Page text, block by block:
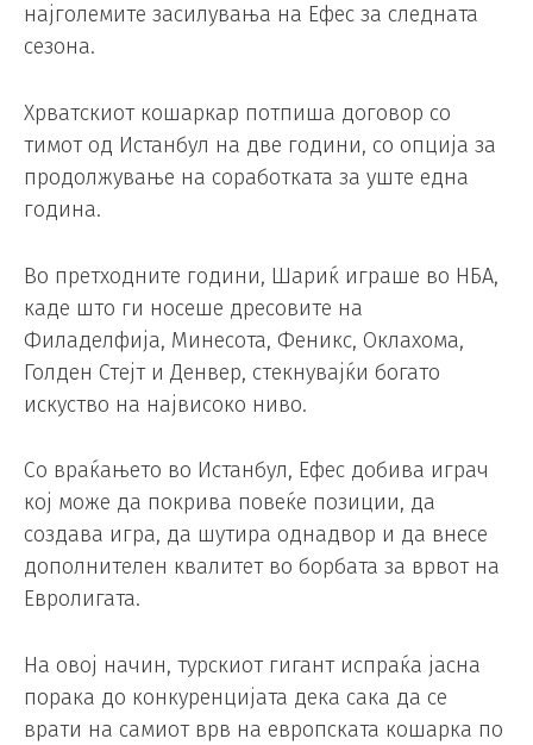
најголемите засилувања на Ефес за следната
сезона.
Хрватскиот кошаркар потпиша договор со
тимот од Истанбул на две години, со опција за
продолжување на соработката за уште една
година.
Во претходните години, Шариќ играше во НБА,
каде што ги носеше дресовите на
Филаделфија, Минесота, Феникс, Оклахома,
Голден Стејт и Денвер, стекнувајќи богато
искуство на највисоко ниво.
Со враќањето во Истанбул, Ефес добива играч
кој може да покрива повеќе позиции, да
создава игра, да шутира однадвор и да внесе
дополнителен квалитет во борбата за врвот на
Евролигата.
На овој начин, турскиот гигант испраќа јасна
порака до конкуренцијата дека сака да се
врати на самиот врв на европската кошарка по